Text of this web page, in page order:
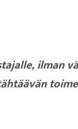
ilman